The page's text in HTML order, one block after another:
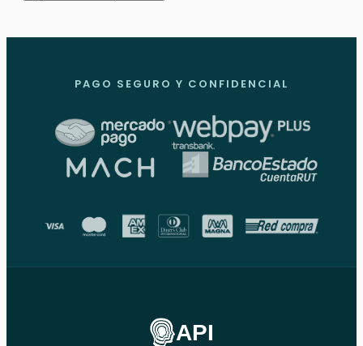
PAGO SEGURO Y CONFIDENCIAL
API